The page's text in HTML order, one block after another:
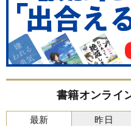
書籍オンライ
最新 昨日